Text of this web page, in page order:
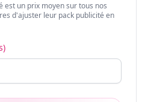
est un prix moyen sur tous nos
d'ajuster leur pack publicité en